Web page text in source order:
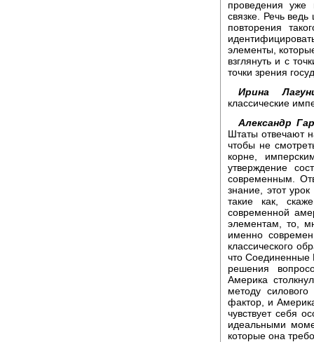
проведения уже
связке. Речь
повторения
элементы,
взглянуть и с
точки зрения
Ирина
классические
Александр
Штаты отвечают
чтобы не
корне,
утверждение
современным.
знание, этот
такие как,
современной
элементам, то,
именно
классического
что Соединенные
решения
Америка
методу
фактор, и
чувствует себя
идеальными
которые она